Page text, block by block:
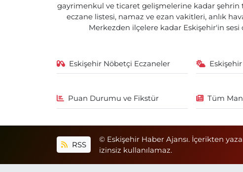
gayrimenkul ve ticaret gelişmelerine kadar şehrin
eczane listesi, namaz ve ezan vakitleri, anlık
Merkezden ilçelere kadar Eskişehir'in sesi
Eskişehir Nöbetçi Eczaneler
Puan Durumu ve Fikstür Tüm
RSS
© Eskişehir Haber Ajansı. İçerikten
izinsiz kullanılamaz.